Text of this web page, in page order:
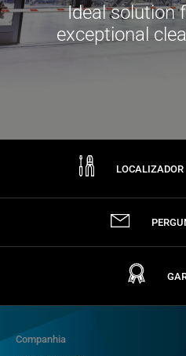
Ideal solution
exceptional
LOCALIZADOR
Companhia